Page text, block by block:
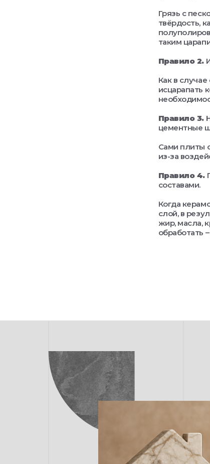
Грязь с
твёрдость,
таким
Правило 2.
Как в
исцарапать
Правило 3.
цементные
Сами плиты
из-за
Правило 4.
составами.
Когда
слой, в
жир, масла,
обработать